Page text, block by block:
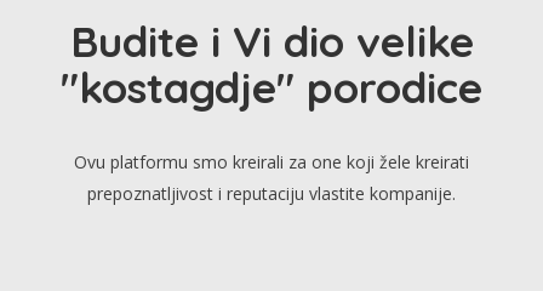
Budite i Vi dio velike
"kostagdje" porodice
Ovu platformu smo kreirali za one koji žele kreirati
prepoznatljivost i reputaciju vlastite kompanije.